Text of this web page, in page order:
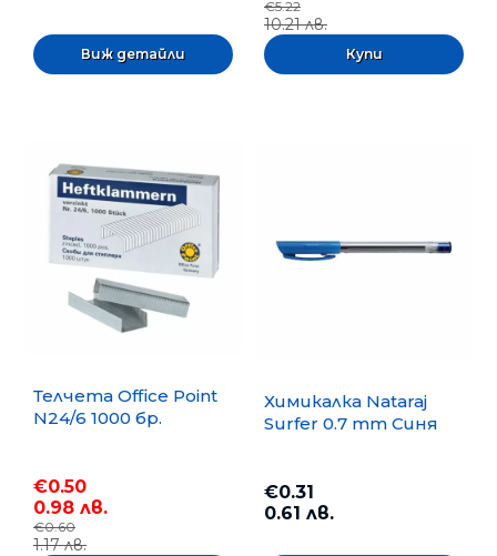
Виж детайли
€5.22
10.21 лв.
Телчета Office Point
N24/6 1000 бр.
€0.50
0.98 лв.
€0.60
1.17 лв.
Химикалка Nataraj
Surfer 0.7 mm Синя
€0.31
0.61 лв.